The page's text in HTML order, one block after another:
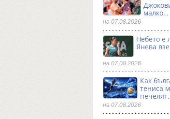
малко…
на 07.08.2026
Небето е
Янева
на 07.08.2026
Как
тениса
на 07.08.2026